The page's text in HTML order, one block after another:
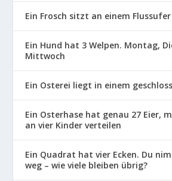
Ein Frosch sitzt an einem Flussufer
Ein Hund hat 3 Welpen. Montag,
Mittwoch
Ein Osterei liegt in einem
Ein Osterhase hat genau 27 Eier,
an vier Kinder verteilen
Ein Quadrat hat vier Ecken. Du
weg – wie viele bleiben übrig?